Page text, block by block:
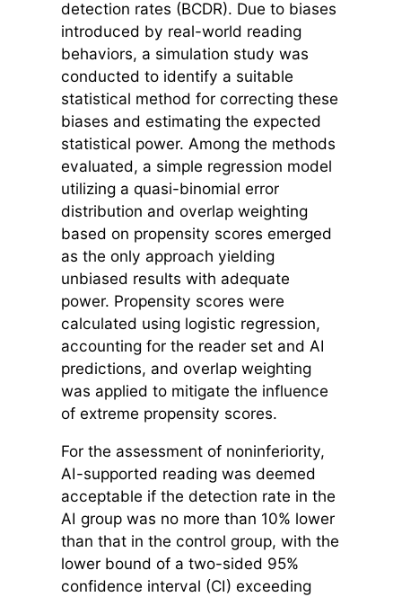
detection rates (BCDR). Due to biases
introduced by real-world reading
behaviors, a simulation study was
conducted to identify a suitable
statistical method for correcting these
biases and estimating the expected
statistical power. Among the methods
evaluated, a simple regression model
utilizing a quasi-binomial error
distribution and overlap weighting
based on propensity scores emerged
as the only approach yielding
unbiased results with adequate
power. Propensity scores were
calculated using logistic regression,
accounting for the reader set and AI
predictions, and overlap weighting
was applied to mitigate the influence
of extreme propensity scores.
For the assessment of noninferiority,
AI-supported reading was deemed
acceptable if the detection rate in the
AI group was no more than 10% lower
than that in the control group, with the
lower bound of a two-sided 95%
confidence interval (CI) exceeding